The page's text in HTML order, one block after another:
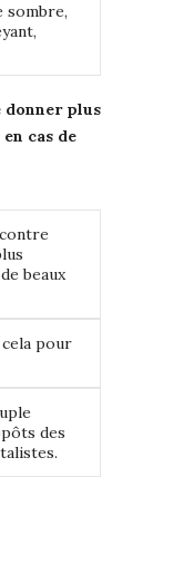
sombre,
donner plus
cas de
beaux
pour
des